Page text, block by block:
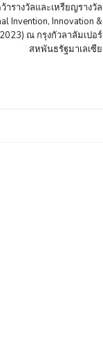
รางวัลและเหรียญรางวัล
Invention, Innovation &
2023) ณ กรุงกัวลาลัมเปอร์
สหพันธรัฐมาเลเซีย